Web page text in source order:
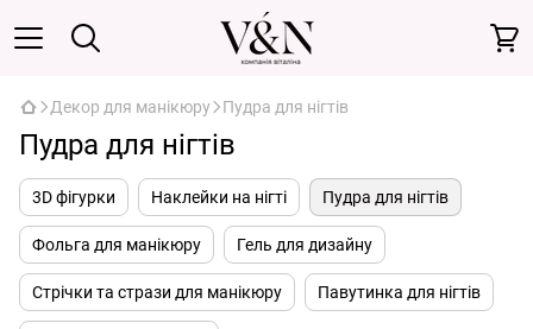
Декор для манікюру Пудра для нігтів
Пудра для нігтів
3D фігурки Наклейки на нігті Пудра для нігтів
Фольга для манікюру Гель для дизайну
Стрічки та стрази для манікюру Павутинка для нігтів